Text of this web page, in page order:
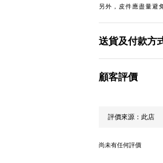
另外，皮件應盡量避
送貨及付款方
顧客評價
尚未有任何評價